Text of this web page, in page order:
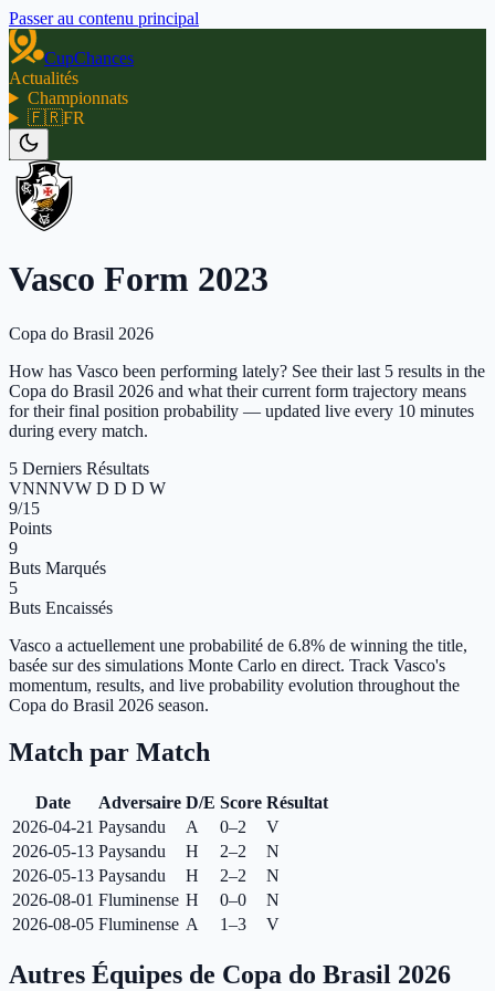
Passer au contenu principal
CupChances
Actualités
Championnats
🇫🇷FR
Vasco Form 2023
Copa do Brasil 2026
How has Vasco been performing lately? See their last 5 results in the
Copa do Brasil 2026 and what their current form trajectory means
for their final position probability — updated live every 10 minutes
during every match.
5 Derniers Résultats
VNNNVW D D D W
9/15
Points
9
Buts Marqués
5
Buts Encaissés
Vasco a actuellement une probabilité de 6.8% de winning the title,
basée sur des simulations Monte Carlo en direct. Track Vasco's
momentum, results, and live probability evolution throughout the
Copa do Brasil 2026 season.
Match par Match
Date Adversaire D/E Score Résultat
2026-04-21 Paysandu A 0–2
V
2026-05-13 Paysandu H 2–2
N
2026-05-13 Paysandu H 2–2
N
2026-08-01 Fluminense H 0–0
N
2026-08-05 Fluminense A 1–3 V
Autres Équipes de Copa do Brasil 2026